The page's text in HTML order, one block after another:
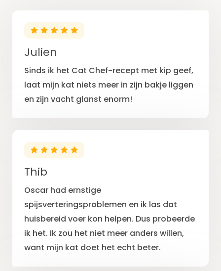
Julien
Sinds ik het Cat Chef-recept met kip geef,
laat mijn kat niets meer in zijn bakje liggen
en zijn vacht glanst enorm!
Thib
Oscar had ernstige
spijsverteringsproblemen en ik las dat
huisbereid voer kon helpen. Dus probeerde
ik het. Ik zou het niet meer anders willen,
want mijn kat doet het echt beter.